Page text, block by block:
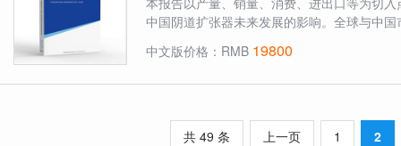
中国阴道扩张器未来发展的影响。全球与中
中文版价格：RMB 19800
共 49 条 上一页 1 2